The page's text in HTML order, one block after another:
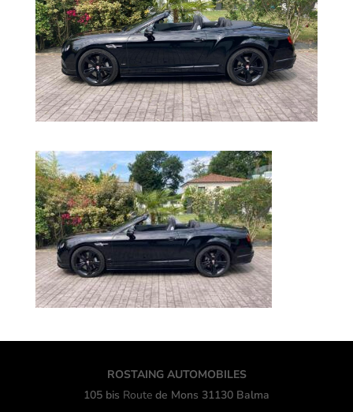
ROSTAING AUTOMOBILES
105 bis Route de Mons 31130 Balma